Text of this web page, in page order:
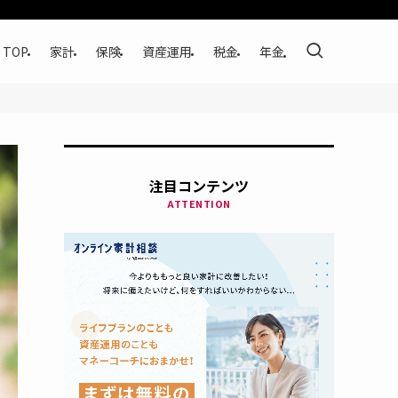
TOP 家計 保険 資産運用 税金 年金
注目コンテンツ
ATTENTION